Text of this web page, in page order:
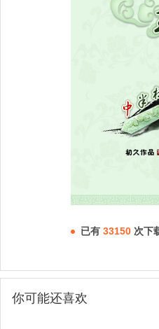
已有 33150 次下
你可能还喜欢